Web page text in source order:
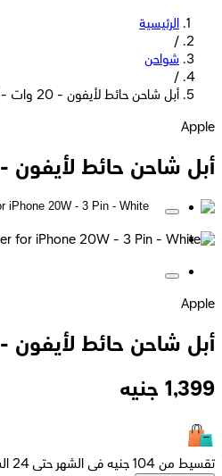
الرئيسية
/
شواحن
/
أبل شاحن حائط لأيفون - 20 وات - أبيض
Apple
أبل شاحن حائط لأيفون - 20 وات - أبيض
Apple
أبل شاحن حائط لأيفون - 20 وات - أبيض
1,399 جنيه
تقسيط من 104 جنيه فى الشهر حتى 24 الشهر